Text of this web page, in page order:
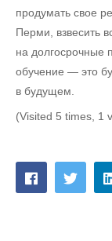
продумать свое
Перми, взвесить
на долгосрочные
обучение — это
в будущем.
(Visited 5 times, 1